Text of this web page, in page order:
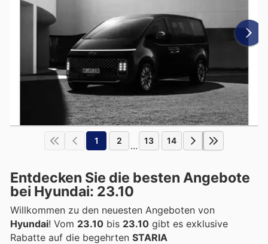
1 2 ... 13 14
Entdecken Sie die besten Angebote
bei Hyundai: 23.10
Willkommen zu den neuesten Angeboten von
Hyundai! Vom 23.10 bis 23.10 gibt es exklusive
Rabatte auf die begehrten STARIA